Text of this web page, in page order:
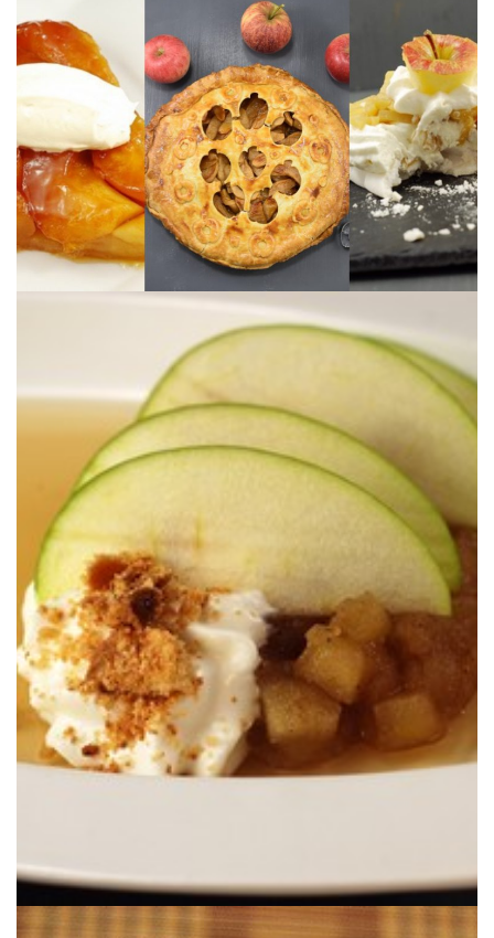
EL INGREDIENTE ESTRELLA DEL MES
DE NOVIEMBRE: MANZANAS
TARTA DE MANZANA CONFITADA
“DESTRUCTURADA” & ESPUMA DE
PETIT SUIS
Practicando con el sifón.